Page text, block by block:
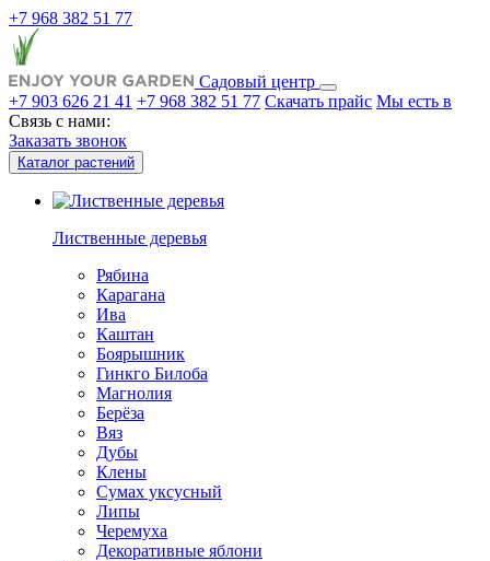
+7 968 382 51 77
Садовый центр
+7 903 626 21 41 +7 968 382 51 77 Скачать прайс Мы есть в
Связь с нами:
Заказать звонок
Каталог растений
Лиственные деревья
Рябина
Карагана
Ива
Каштан
Боярышник
Гинкго Билоба
Магнолия
Берёза
Вяз
Дубы
Клены
Сумах уксусный
Липы
Черемуха
Декоративные яблони